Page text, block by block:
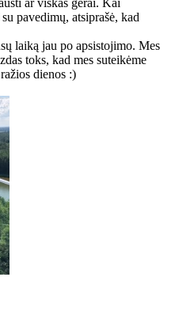
pavedimų, atsiprašė, kad
laiką jau po apsistojimo. Mes
toks, kad mes suteikėme
dienos :)